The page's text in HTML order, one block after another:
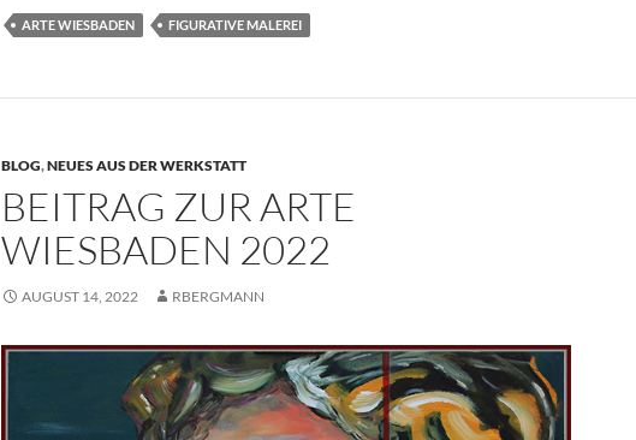
ARTE WIESBADEN FIGURATIVE MALEREI
BLOG,NEUES AUS DER WERKSTATT
BEITRAG ZUR ARTE
WIESBADEN 2022
AUGUST 14, 2022 RBERGMANN